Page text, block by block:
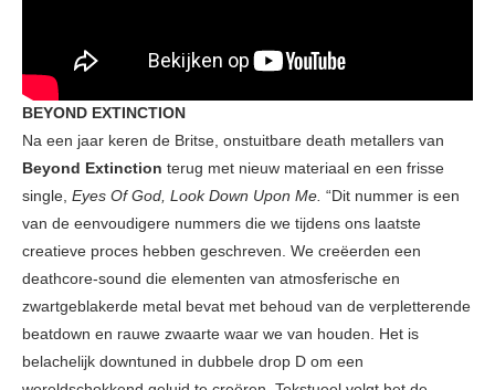
BEYOND EXTINCTION
Na een jaar keren de Britse, onstuitbare death metallers van
Beyond Extinction terug met nieuw materiaal en een frisse
single, Eyes Of God, Look Down Upon Me. “Dit nummer is een
van de eenvoudigere nummers die we tijdens ons laatste
creatieve proces hebben geschreven. We creëerden een
deathcore-sound die elementen van atmosferische en
zwartgeblakerde metal bevat met behoud van de verpletterende
beatdown en rauwe zwaarte waar we van houden. Het is
belachelijk downtuned in dubbele drop D om een ​​